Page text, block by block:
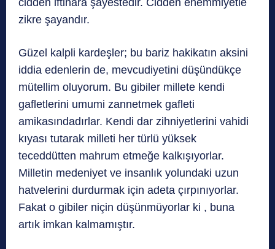
zikre şayandır.
Güzel kalpli kardeşler; bu bariz hakikatın aksini
iddia edenlerin de, mevcudiyetini düşündükçe
mütellim oluyorum. Bu gibiler millete kendi
gafletlerini umumi zannetmek gafleti
amikasındadırlar. Kendi dar zihniyetlerini vahidi
kıyası tutarak milleti her türlü yüksek
teceddütten mahrum etmeğe kalkışıyorlar.
Milletin medeniyet ve insanlık yolundaki uzun
hatvelerini durdurmak için adeta çırpınıyorlar.
Fakat o gibiler niçin düşünmüyorlar ki , buna
artık imkan kalmamıştır.